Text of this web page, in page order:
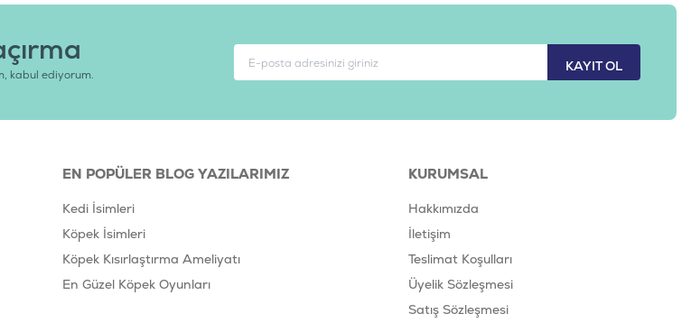
KAYIT OL
kabul ediyorum.
EN POPÜLER BLOG YAZILARIMIZ
Kedi İsimleri
Köpek İsimleri
Köpek Kısırlaştırma Ameliyatı
En Güzel Köpek Oyunları
KURUMSAL
Hakkımızda
İletişim
Teslimat Koşulları
Üyelik Sözleşmesi
Satış Sözleşmesi